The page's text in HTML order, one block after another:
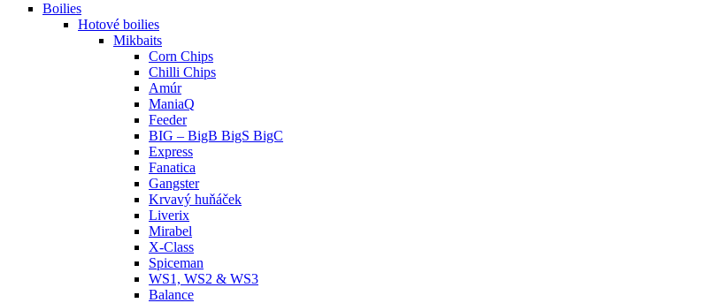
Boilies
Hotové boilies
Mikbaits
Corn Chips
Chilli Chips
Amúr
ManiaQ
Feeder
BIG – BigB BigS BigC
Express
Fanatica
Gangster
Krvavý huňáček
Liverix
Mirabel
X-Class
Spiceman
WS1, WS2 & WS3
Balance